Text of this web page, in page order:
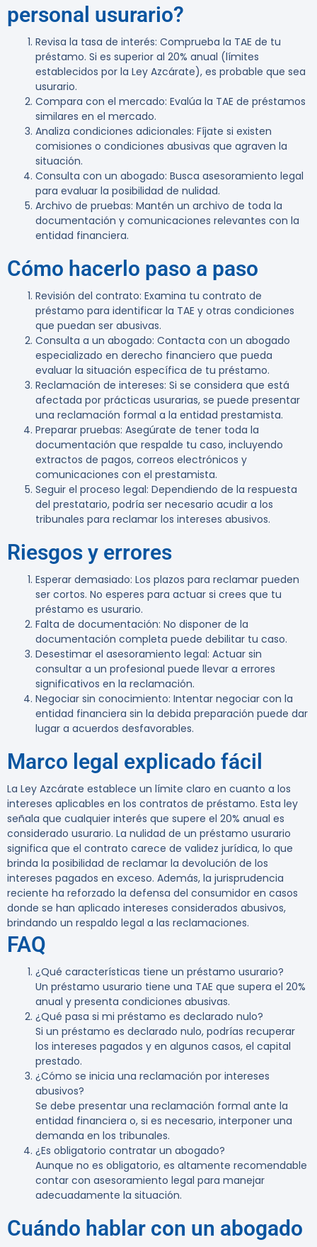
personal usurario?
Revisa la tasa de interés: Comprueba la TAE de tu
préstamo. Si es superior al 20% anual (límites
establecidos por la Ley Azcárate), es probable que sea
usurario.
Compara con el mercado: Evalúa la TAE de préstamos
similares en el mercado.
Analiza condiciones adicionales: Fíjate si existen
comisiones o condiciones abusivas que agraven la
situación.
Consulta con un abogado: Busca asesoramiento legal
para evaluar la posibilidad de nulidad.
Archivo de pruebas: Mantén un archivo de toda la
documentación y comunicaciones relevantes con la
entidad financiera.
Cómo hacerlo paso a paso
Revisión del contrato: Examina tu contrato de
préstamo para identificar la TAE y otras condiciones
que puedan ser abusivas.
Consulta a un abogado: Contacta con un abogado
especializado en derecho financiero que pueda
evaluar la situación específica de tu préstamo.
Reclamación de intereses: Si se considera que está
afectada por prácticas usurarias, se puede presentar
una reclamación formal a la entidad prestamista.
Preparar pruebas: Asegúrate de tener toda la
documentación que respalde tu caso, incluyendo
extractos de pagos, correos electrónicos y
comunicaciones con el prestamista.
Seguir el proceso legal: Dependiendo de la respuesta
del prestatario, podría ser necesario acudir a los
tribunales para reclamar los intereses abusivos.
Riesgos y errores
Esperar demasiado: Los plazos para reclamar pueden
ser cortos. No esperes para actuar si crees que tu
préstamo es usurario.
Falta de documentación: No disponer de la
documentación completa puede debilitar tu caso.
Desestimar el asesoramiento legal: Actuar sin
consultar a un profesional puede llevar a errores
significativos en la reclamación.
Negociar sin conocimiento: Intentar negociar con la
entidad financiera sin la debida preparación puede dar
lugar a acuerdos desfavorables.
Marco legal explicado fácil
La Ley Azcárate establece un límite claro en cuanto a los
intereses aplicables en los contratos de préstamo. Esta ley
señala que cualquier interés que supere el 20% anual es
considerado usurario. La nulidad de un préstamo usurario
significa que el contrato carece de validez jurídica, lo que
brinda la posibilidad de reclamar la devolución de los
intereses pagados en exceso. Además, la jurisprudencia
reciente ha reforzado la defensa del consumidor en casos
donde se han aplicado intereses considerados abusivos,
brindando un respaldo legal a las reclamaciones.
FAQ
¿Qué características tiene un préstamo usurario?
Un préstamo usurario tiene una TAE que supera el 20%
anual y presenta condiciones abusivas.
¿Qué pasa si mi préstamo es declarado nulo?
Si un préstamo es declarado nulo, podrías recuperar
los intereses pagados y en algunos casos, el capital
prestado.
¿Cómo se inicia una reclamación por intereses
abusivos?
Se debe presentar una reclamación formal ante la
entidad financiera o, si es necesario, interponer una
demanda en los tribunales.
¿Es obligatorio contratar un abogado?
Aunque no es obligatorio, es altamente recomendable
contar con asesoramiento legal para manejar
adecuadamente la situación.
Cuándo hablar con un abogado